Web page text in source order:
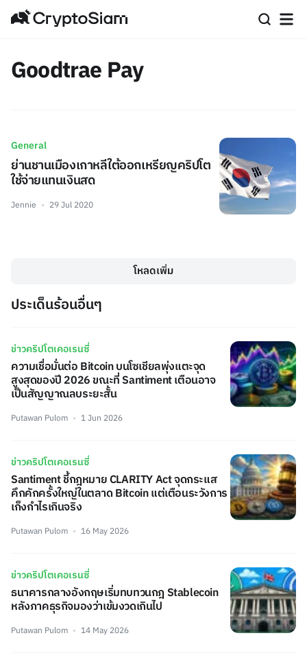
Goodtrae Pay
General
ย่านชานเมืองเกาหลีใต้ออกเหรียญคริปโต
ใช้จ่ายแทนเงินสด
Jennie 29 Jul 2020
โหลดเพิ่ม
ประเด็นร้อนอื่นๆ
ข่าวคริปโตเคอเรนซี่
ความเชื่อมั่นต่อ Bitcoin บนโซเชียลพุ่งแตะจุด
สูงสุดของปี 2026 ขณะที่ Santiment เตือนอาจ
เป็นสัญญาณลบระยะสั้น
Putawan Pulom 1 Jun 2026
ข่าวคริปโตเคอเรนซี่
Santiment ชี้กฎหมาย CLARITY Act จุดกระแส
คึกคักครั้งใหญ่ในตลาด Bitcoin แต่เตือนระวังการ
เก็งกำไรเกินจริง
Putawan Pulom 16 May 2026
ข่าวคริปโตเคอเรนซี่
ธนาคารกลางอังกฤษเริ่มทบทวนกฎ Stablecoin
หลังภาคธุรกิจมองว่าเข้มงวดเกินไป
Putawan Pulom 14 May 2026